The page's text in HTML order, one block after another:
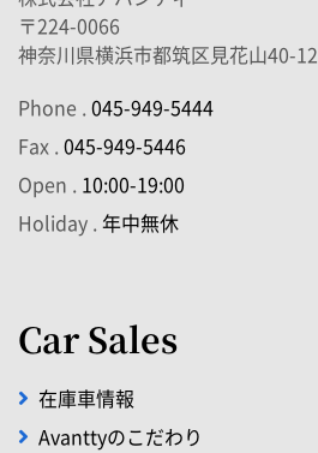
〒224-0066
神奈川県横浜市都筑区見花山40-12
Phone .045-949-5444
Fax .045-949-5446
Open . 10:00-19:00
Holiday .年中無休
Car Sales
在庫車情報
Avanttyのこだわり